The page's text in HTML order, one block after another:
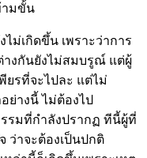
มขั้น
เกิดขึ้น เพราะว่าการ
งกันยังไม่สมบรูณ์ แต่ผู้
ยรที่จะไปละ แต่ไม่
ย่างนี้ ไม่ต้องไป
รรมที่กำลังปรากฏ ทีนี้ผู้ที่
ว่าจะต้องเป็นปกติ